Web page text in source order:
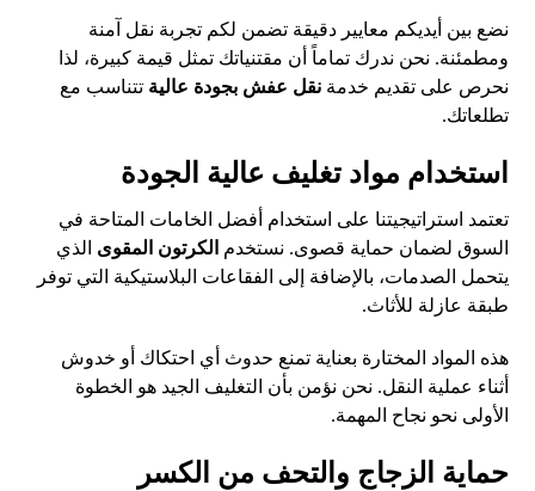
نضع بين أيديكم معايير دقيقة تضمن لكم تجربة نقل آمنة
ومطمئنة. نحن ندرك تماماً أن مقتنياتك تمثل قيمة كبيرة، لذا
نحرص على تقديم خدمةنقل عفش بجودة عالية تتناسب مع
تطلعاتك.
استخدام مواد تغليف عالية الجودة
تعتمد استراتيجيتنا على استخدام أفضل الخامات المتاحة في
السوق لضمان حماية قصوى. نستخدم الكرتون المقوى الذي
يتحمل الصدمات، بالإضافة إلى الفقاعات البلاستيكية التي توفر
طبقة عازلة للأثاث.
هذه المواد المختارة بعناية تمنع حدوث أي احتكاك أو خدوش
أثناء عملية النقل. نحن نؤمن بأن التغليف الجيد هو الخطوة
الأولى نحو نجاح المهمة.
حماية الزجاج والتحف من الكسر